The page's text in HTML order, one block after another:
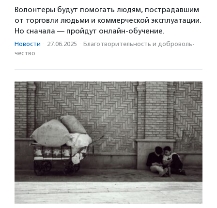
Волонтеры будут помогать людям, пострадавшим
от торговли людьми и коммерческой эксплуатации.
Но сначала — пройдут онлайн-обучение.
Новости · 27.06.2025 · Благотвори­тель­ность и доброволь­
чест­во